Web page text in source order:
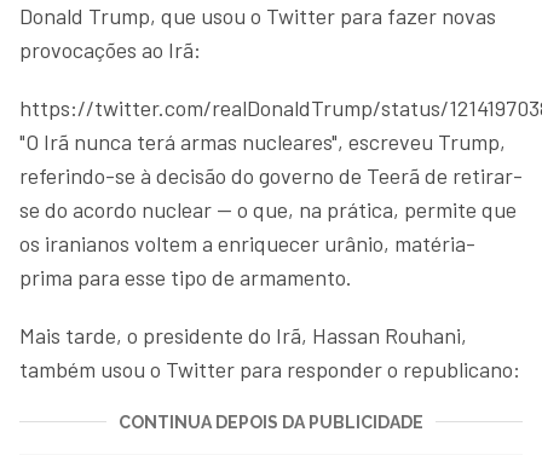
Donald Trump, que usou o Twitter para fazer novas
provocações ao Irã:
https://twitter.com/realDonaldTrump/status/
"O Irã nunca terá armas nucleares", escreveu Trump,
referindo-se à decisão do governo de Teerã de retirar-
se do acordo nuclear — o que, na prática, permite que
os iranianos voltem a enriquecer urânio, matéria-
prima para esse tipo de armamento.
Mais tarde, o presidente do Irã, Hassan Rouhani,
também usou o Twitter para responder o republicano:
CONTINUA DEPOIS DA PUBLICIDADE